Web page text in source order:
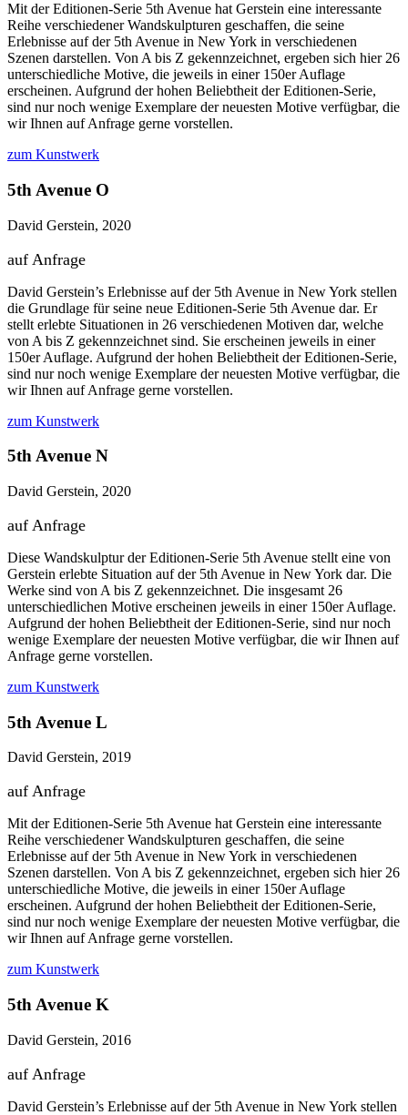
Mit der Editionen-Serie 5th Avenue hat Gerstein eine interessante
Reihe verschiedener Wandskulpturen geschaffen, die seine
Erlebnisse auf der 5th Avenue in New York in verschiedenen
Szenen darstellen. Von A bis Z gekennzeichnet, ergeben sich hier 26
unterschiedliche Motive, die jeweils in einer 150er Auflage
erscheinen. Aufgrund der hohen Beliebtheit der Editionen-Serie,
sind nur noch wenige Exemplare der neuesten Motive verfügbar, die
wir Ihnen auf Anfrage gerne vorstellen.
zum Kunstwerk
5th Avenue O
David Gerstein, 2020
auf Anfrage
David Gerstein’s Erlebnisse auf der 5th Avenue in New York stellen
die Grundlage für seine neue Editionen-Serie 5th Avenue dar. Er
stellt erlebte Situationen in 26 verschiedenen Motiven dar, welche
von A bis Z gekennzeichnet sind. Sie erscheinen jeweils in einer
150er Auflage. Aufgrund der hohen Beliebtheit der Editionen-Serie,
sind nur noch wenige Exemplare der neuesten Motive verfügbar, die
wir Ihnen auf Anfrage gerne vorstellen.
zum Kunstwerk
5th Avenue N
David Gerstein, 2020
auf Anfrage
Diese Wandskulptur der Editionen-Serie 5th Avenue stellt eine von
Gerstein erlebte Situation auf der 5th Avenue in New York dar. Die
Werke sind von A bis Z gekennzeichnet. Die insgesamt 26
unterschiedlichen Motive erscheinen jeweils in einer 150er Auflage.
Aufgrund der hohen Beliebtheit der Editionen-Serie, sind nur noch
wenige Exemplare der neuesten Motive verfügbar, die wir Ihnen auf
Anfrage gerne vorstellen.
zum Kunstwerk
5th Avenue L
David Gerstein, 2019
auf Anfrage
Mit der Editionen-Serie 5th Avenue hat Gerstein eine interessante
Reihe verschiedener Wandskulpturen geschaffen, die seine
Erlebnisse auf der 5th Avenue in New York in verschiedenen
Szenen darstellen. Von A bis Z gekennzeichnet, ergeben sich hier 26
unterschiedliche Motive, die jeweils in einer 150er Auflage
erscheinen. Aufgrund der hohen Beliebtheit der Editionen-Serie,
sind nur noch wenige Exemplare der neuesten Motive verfügbar, die
wir Ihnen auf Anfrage gerne vorstellen.
zum Kunstwerk
5th Avenue K
David Gerstein, 2016
auf Anfrage
David Gerstein’s Erlebnisse auf der 5th Avenue in New York stellen